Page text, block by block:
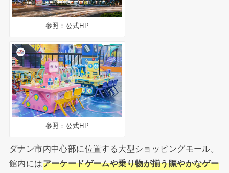
参照：公式HP
参照：公式HP
ダナン市内中心部に位置する大型ショッピングモール。
館内にはアーケードゲームや乗り物が揃う賑やかなゲー